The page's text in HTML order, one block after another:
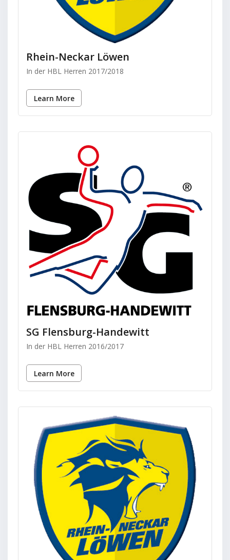
Rhein-Neckar Löwen
In der HBL Herren 2017/2018
Learn More
SG Flensburg-Handewitt
In der HBL Herren 2016/2017
Learn More